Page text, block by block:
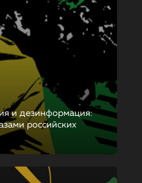
и дезинформация:
российских